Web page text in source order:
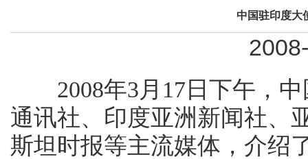
中国驻印度大
2008年3月17日下午，中
通讯社、印度亚洲新闻社、
斯坦时报等主流媒体，介绍